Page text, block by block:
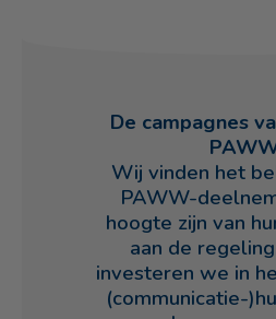
De campagnes
Wij vinden het
PAWW-
hoogte zijn van
aan de
investeren we in
(communicatie-